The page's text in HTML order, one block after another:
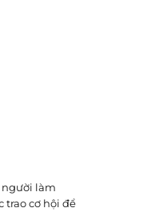
người làm
trao cơ hội để